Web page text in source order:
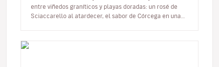
entre viñedos graníticos y playas doradas: un rosé de
Sciaccarello al atardecer, el sabor de Córcega en una